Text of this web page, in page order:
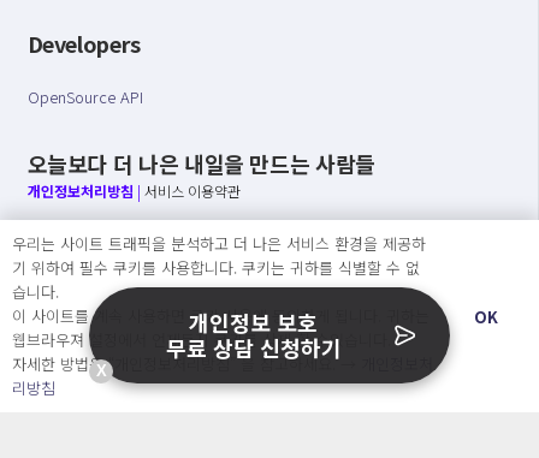
Developers
OpenSource API
오늘보다 더 나은 내일을 만드는 사람들
개인정보처리방침 | 서비스 이용약관
○ 개인정보보호 컴플라이언스를 선도하겠습니다.
○ 정보주체의 권리를 보장하겠습니다.
○ 기업의 개인정보보호를 위한 효율적 관리를 보장하겠습니다.
Copyright Ⓒ
2026 O.NE PEOPLE Co., Ltd. All rights reserved.
우리는 사이트 트래픽을 분석하고 더 나은 서비스 환경을 제공하
기 위하여 필수 쿠키를 사용합니다. 쿠키는 귀하를 식별할 수 없
습니다.
이 사이트를 계속 사용하면 쿠키 사용에 동의하게 됩니다. 귀하는
웹브라우져 설정에서 언제든지 쿠키를 삭제 할 수있습니다.
자세한 방법은 “개인정보처리방침” 을 참고하세요. →
리방침
OK
X
개인정보 보호
무료 상담 신청하기